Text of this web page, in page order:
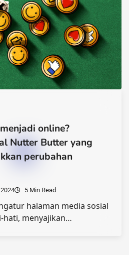
online?
Nutter Butter yang
perubahan
5 Min Read
halaman media sosial
hati, menyajikan…